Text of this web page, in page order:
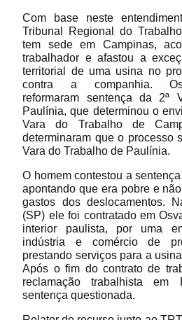
Com base neste
Tribunal Regional do
tem sede em Campinas,
trabalhador e afastou a
territorial de uma usina no
contra a companhia. Os
reformaram sentença da 2ª
Paulínia, que determinou o
Vara do Trabalho de
determinaram que o processo
Vara do Trabalho de Paulínia.
O homem contestou a
apontando que era pobre e
gastos dos deslocamentos.
(SP) ele foi contratado em
interior paulista, por uma
indústria e comércio de
prestando serviços para a
Após o fim do contrato de
reclamação trabalhista em
sentença questionada.